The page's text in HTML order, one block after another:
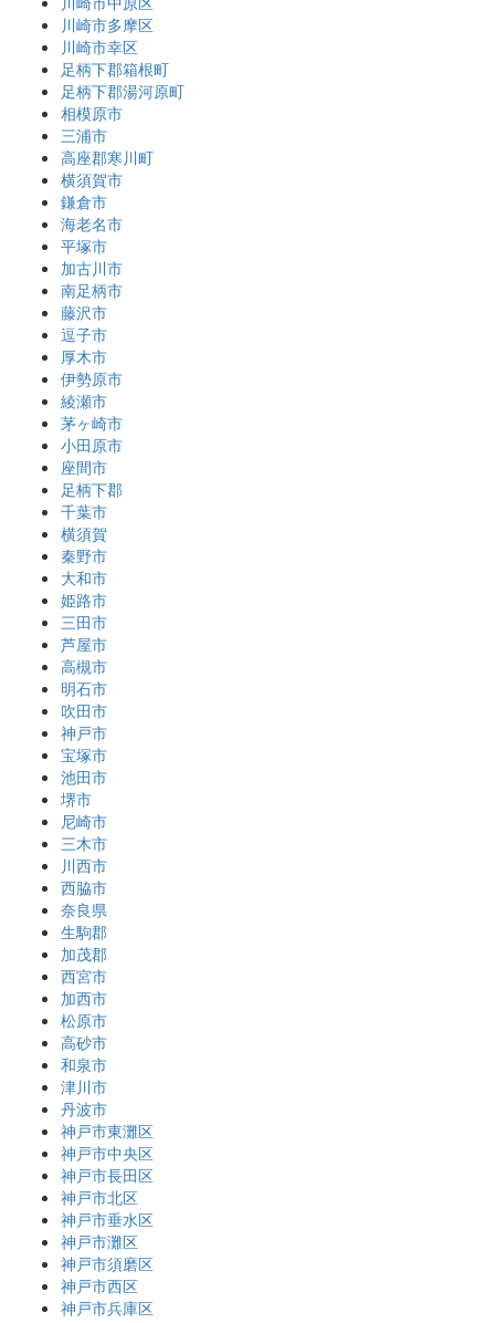
川崎市多摩区
川崎市幸区
足柄下郡箱根町
足柄下郡湯河原町
相模原市
三浦市
高座郡寒川町
横須賀市
鎌倉市
海老名市
平塚市
加古川市
南足柄市
藤沢市
逗子市
厚木市
伊勢原市
綾瀬市
茅ヶ崎市
小田原市
座間市
足柄下郡
千葉市
横須賀
秦野市
大和市
姫路市
三田市
芦屋市
高槻市
明石市
吹田市
神戸市
宝塚市
池田市
堺市
尼崎市
三木市
川西市
西脇市
奈良県
生駒郡
加茂郡
西宮市
加西市
松原市
高砂市
和泉市
津川市
丹波市
神戸市東灘区
神戸市中央区
神戸市長田区
神戸市北区
神戸市垂水区
神戸市灘区
神戸市須磨区
神戸市西区
神戸市兵庫区